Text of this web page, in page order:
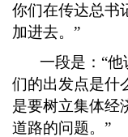
你们在传达总书
加进去。”
一段是： “
们的出发点是什
是要树立集体经
道路的问题。”